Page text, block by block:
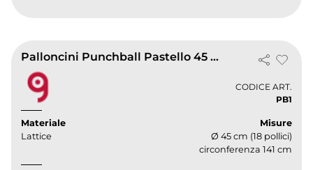
Palloncini Punchball Pastello 45 cm in Lattice Biodegradabile
CODICE ART.
PB1
Materiale
Lattice
Misure
Ø 45 cm (18 pollici)
circonferenza 141 cm